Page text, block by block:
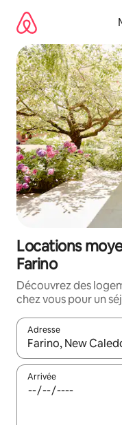
directement
contenu
Locations
Farino
Découvrez des
chez vous pour un
Adresse
Lorsque les
Arrivée